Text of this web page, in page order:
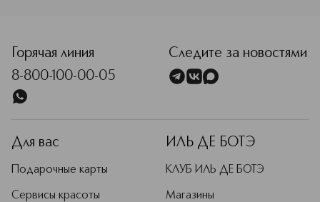
Горячая линия
8-800-100-00-05
Следите за новостями
Для вас
Подарочные карты
Сервисы красоты
ИЛЬ ДЕ БОТЭ
КЛУБ ИЛЬ ДЕ БОТЭ
Магазины